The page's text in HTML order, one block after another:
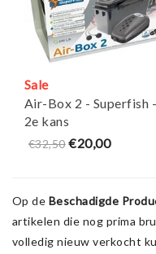
Sale
Air-Box 2 - Superfish -
2e kans
€32,50 €20,00
Op de Beschadigde
artikelen die nog prima
volledig nieuw verkocht